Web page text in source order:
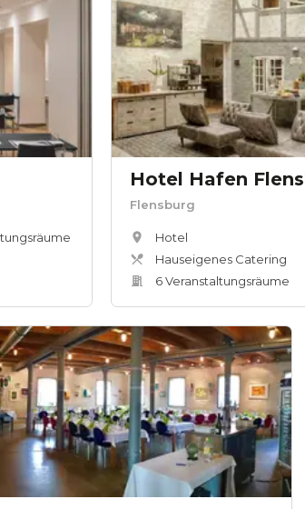
e
Hotel Hafen
Flensburg
Hotel
Hauseigenes Catering
6Veranstaltungsräume